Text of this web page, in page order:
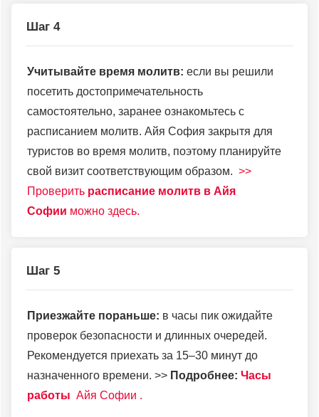
Шаг 4
Учитывайте время молитв: если вы решили
посетить достопримечательность
самостоятельно, заранее ознакомьтесь с
расписанием молитв. Айя София закрытя для
туристов во время молитв, поэтому планируйте
свой визит соответствующим образом. >>
Проверить расписание молитв в Айя
Софии можно здесь.
Шаг 5
Приезжайте пораньше: в часы пик ожидайте
проверок безопасности и длинных очередей.
Рекомендуется приехать за 15–30 минут до
назначенного времени. >> Подробнее: Часы
работы Айя Софии .